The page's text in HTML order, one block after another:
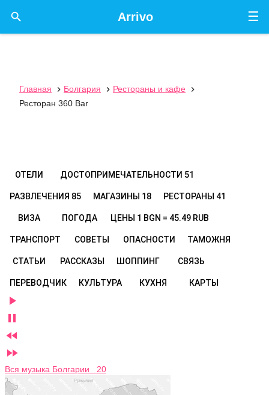
☰
Arrivo

Главная  Болгария  Рестораны и кафе

Ресторан 360 Bar
ОТЕЛИ ДОСТОПРИМЕЧАТЕЛЬНОСТИ 51
РАЗВЛЕЧЕНИЯ 85 МАГАЗИНЫ 18 РЕСТОРАНЫ 41
ВИЗА ПОГОДА ЦЕНЫ 1 BGN = 45.49 RUB
ТРАНСПОРТ СОВЕТЫ ОПАСНОСТИ ТАМОЖНЯ
СТАТЬИ РАССКАЗЫ ШОППИНГ СВЯЗЬ
ПЕРЕВОДЧИК КУЛЬТУРА КУХНЯ КАРТЫ




Вся музыка Болгарии 20